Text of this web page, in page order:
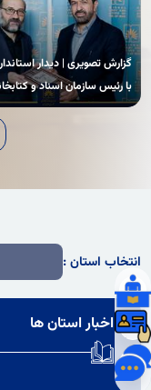
گزارش تصویری | دیدار
با رئیس سازمان اسناد و
ایران
اخبار استان ها
انتخاب استان :